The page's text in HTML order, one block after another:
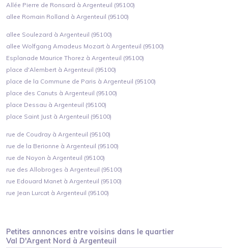
Allée Pierre de Ronsard à Argenteuil (95100)
allee Romain Rolland à Argenteuil (95100)
allee Soulezard à Argenteuil (95100)
allee Wolfgang Amadeus Mozart à Argenteuil (95100)
Esplanade Maurice Thorez à Argenteuil (95100)
place d'Alembert à Argenteuil (95100)
place de la Commune de Paris à Argenteuil (95100)
place des Canuts à Argenteuil (95100)
place Dessau à Argenteuil (95100)
place Saint Just à Argenteuil (95100)
rue de Coudray à Argenteuil (95100)
rue de la Berionne à Argenteuil (95100)
rue de Noyon à Argenteuil (95100)
rue des Allobroges à Argenteuil (95100)
rue Edouard Manet à Argenteuil (95100)
rue Jean Lurcat à Argenteuil (95100)
Petites annonces entre voisins dans le quartier
Val D'Argent Nord àArgenteuil